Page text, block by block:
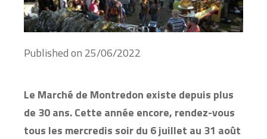
Published on 25/06/2022
Le Marché de Montredon existe depuis plus
de 30 ans. Cette année encore, rendez-vous
tous les mercredis soir du 6 juillet au 31 août